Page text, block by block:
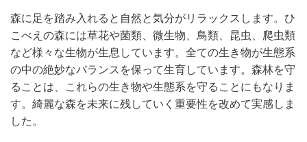
森に足を踏み入れると自然と気分がリラックスします。ひ
こべえの森には草花や菌類、微生物、鳥類、昆虫、爬虫類
など様々な生物が生息しています。全ての生き物が生態系
の中の絶妙なバランスを保って生育しています。森林を守
ることは、これらの生き物や生態系を守ることにもなりま
す。綺麗な森を未来に残していく重要性を改めて実感しま
した。